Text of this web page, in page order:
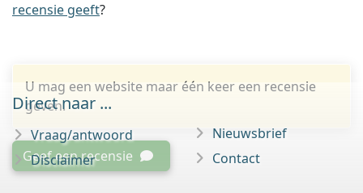
recensie geeft?
U mag een website maar één keer een recensie
geven.
Geef een recensie
Direct naar ...
Vraag/antwoord
Disclaimer
Nieuwsbrief
Contact